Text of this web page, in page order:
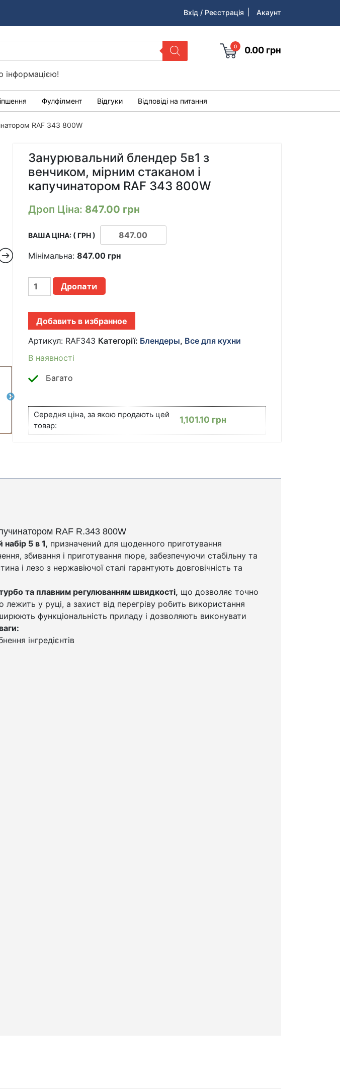
Вхід / Реєстрація Акаунт
0 0.00 грн
інформацією!
Фулфілмент Відгуки Відповіді на питання
RAF 343 800W
Занурювальний блендер 5в1 з
венчиком, мірним стаканом і
капучинатором RAF 343 800W
Дроп Ціна: 847.00 грн
ВАША ЦІНА: ( ГРН )
Мінімальна: 847.00 грн
ПОГРУЖНОЙ
БЛЕНДЕР
С
ВЕНОЧКОМ,
СТАКАНОМ
И
RAF
КІЛЬКІСТЬ
Дропати
Добавить в избранное
Артикул: RAF343 Категорії: Блендеры, Все для кухни
В наявності
Багато
Середня ціна, за якою продають цей
товар:
1,101.10 грн
RAF R.343 800W
5 в 1, призначений для щоденного приготування
збивання і приготування пюре, забезпечуючи стабільну та
і лезо з нержавіючої сталі гарантують довговічність та
та плавним регулюванням швидкості, що дозволяє точно
у руці, а захист від перегріву робить використання
функціональність приладу і дозволяють виконувати
інгредієнтів